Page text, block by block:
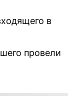
в
провели